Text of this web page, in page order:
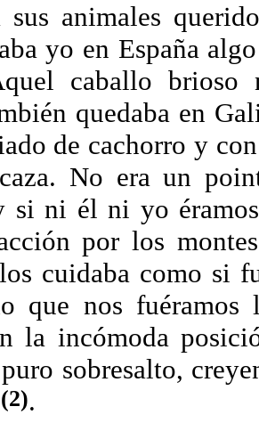
sus animales
yo en España
caballo brioso
quedaba en
de cachorro y
No era un
si ni él ni yo
por los
cuidaba como si
que nos
la incómoda
sobresalto,
(2).